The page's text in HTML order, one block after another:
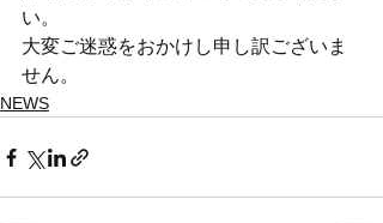
い。
大変ご迷惑をおかけし申し訳ございま
せん。
NEWS